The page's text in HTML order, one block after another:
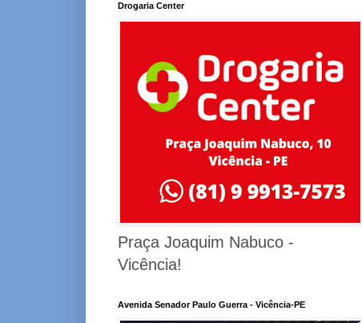
Drogaria Center
Praça Joaquim Nabuco -
Vicência!
Avenida Senador Paulo Guerra - Vicência-PE